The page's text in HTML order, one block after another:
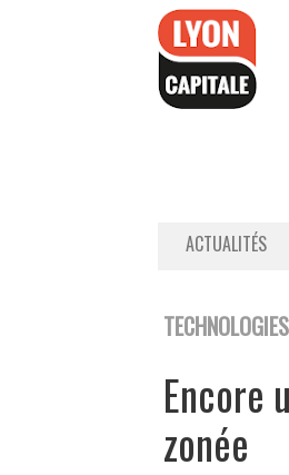
ACTUALITÉS
TECHNOLOGIES
Encore
zonée